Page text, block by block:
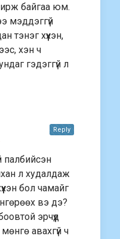
байгаа юм.
мэддэггүй
тэнэг хүүхэн,
хэн ч
гэдэггүй л
палбийсэн
л худалдаж
бол чамайг
вэ дэ?
эрчүүд
авахгүй ч
Reply